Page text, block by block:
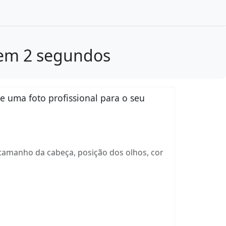
2 segundos
uma foto profissional para o seu
da cabeça, posição dos olhos, cor